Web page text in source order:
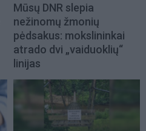
Mūsų DNR slepia
nežinomų žmonių
pėdsakus: mokslininkai
atrado dvi „vaiduoklių“
linijas